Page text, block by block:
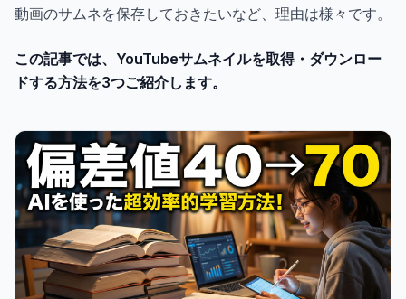
動画のサムネを保存しておきたいなど、理由は様々です。
この記事では、YouTubeサムネイルを取得・ダウンロー
ドする方法を3つご紹介します。